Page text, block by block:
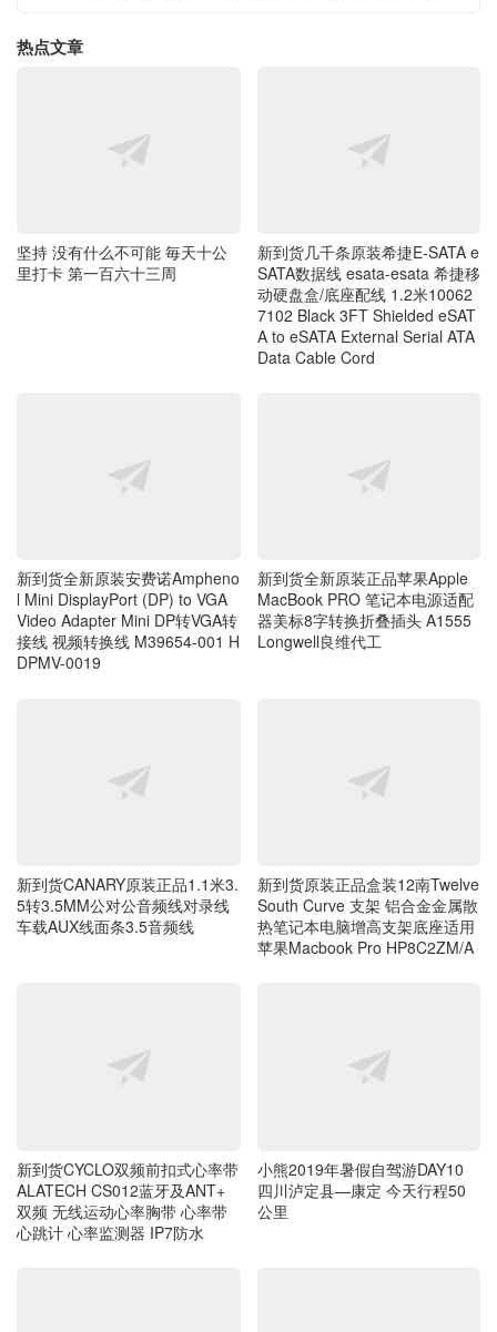
热点文章
坚持 没有什么不可能 毎天十公
里打卡 第一百六十三周
新到货几千条原装希捷E-SATA e
SATA数据线 esata-esata 希捷移
动硬盘盒/底座配线 1.2米10062
7102 Black 3FT Shielded eSAT
A to eSATA External Serial ATA
Data Cable Cord
新到货全新原装安费诺Ampheno
l Mini DisplayPort (DP) to VGA
Video Adapter Mini DP转VGA转
接线 视频转换线 M39654-001 H
DPMV-0019
新到货全新原装正品苹果Apple
MacBook PRO 笔记本电源适配
器美标8字转换折叠插头 A1555
Longwell良维代工
新到货CANARY原装正品1.1米3.
5转3.5MM公对公音频线对录线
车载AUX线面条3.5音频线
新到货原装正品盒装12南Twelve
South Curve 支架 铝合金金属散
热笔记本电脑增高支架底座适用
苹果Macbook Pro HP8C2ZM/A
新到货CYCLO双频前扣式心率带
ALATECH CS012蓝牙及ANT+
双频 无线运动心率胸带 心率带
心跳计 心率监测器 IP7防水
小熊2019年暑假自驾游DAY10
四川泸定县—康定 今天行程50
公里